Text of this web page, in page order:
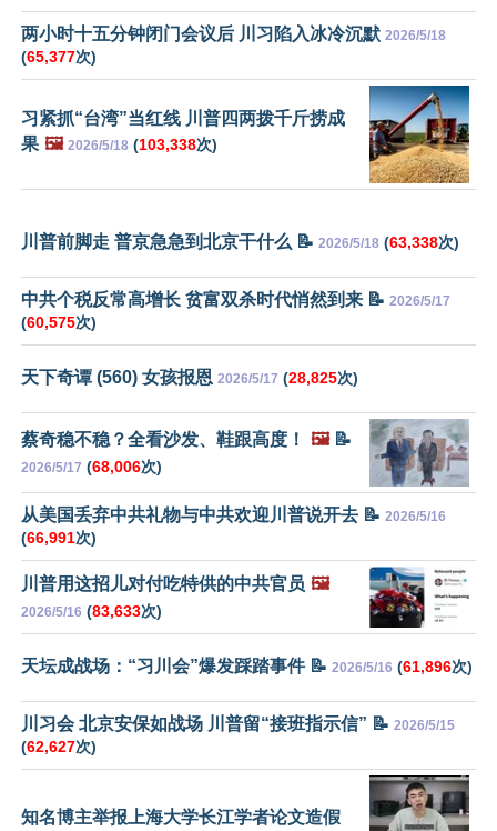
两小时十五分钟闭门会议后 川习陷入冰冷沉默 2026/5/18
(65,377次)
习紧抓“台湾”当红线 川普四两拨千斤捞成
果 🖼️ 2026/5/18 (103,338次)
川普前脚走 普京急急到北京干什么 📝 2026/5/18 (63,338次)
中共个税反常高增长 贫富双杀时代悄然到来 📝 2026/5/17
(60,575次)
天下奇谭 (560) 女孩报恩 2026/5/17 (28,825次)
蔡奇稳不稳？全看沙发、鞋跟高度！ 🖼️📝
2026/5/17 (68,006次)
从美国丢弃中共礼物与中共欢迎川普说开去 📝 2026/5/16
(66,991次)
川普用这招儿对付吃特供的中共官员 🖼️
2026/5/16 (83,633次)
天坛成战场：“习川会”爆发踩踏事件 📝 2026/5/16 (61,896次)
川习会 北京安保如战场 川普留“接班指示信” 📝 2026/5/15
(62,627次)
知名博主举报上海大学长江学者论文造假